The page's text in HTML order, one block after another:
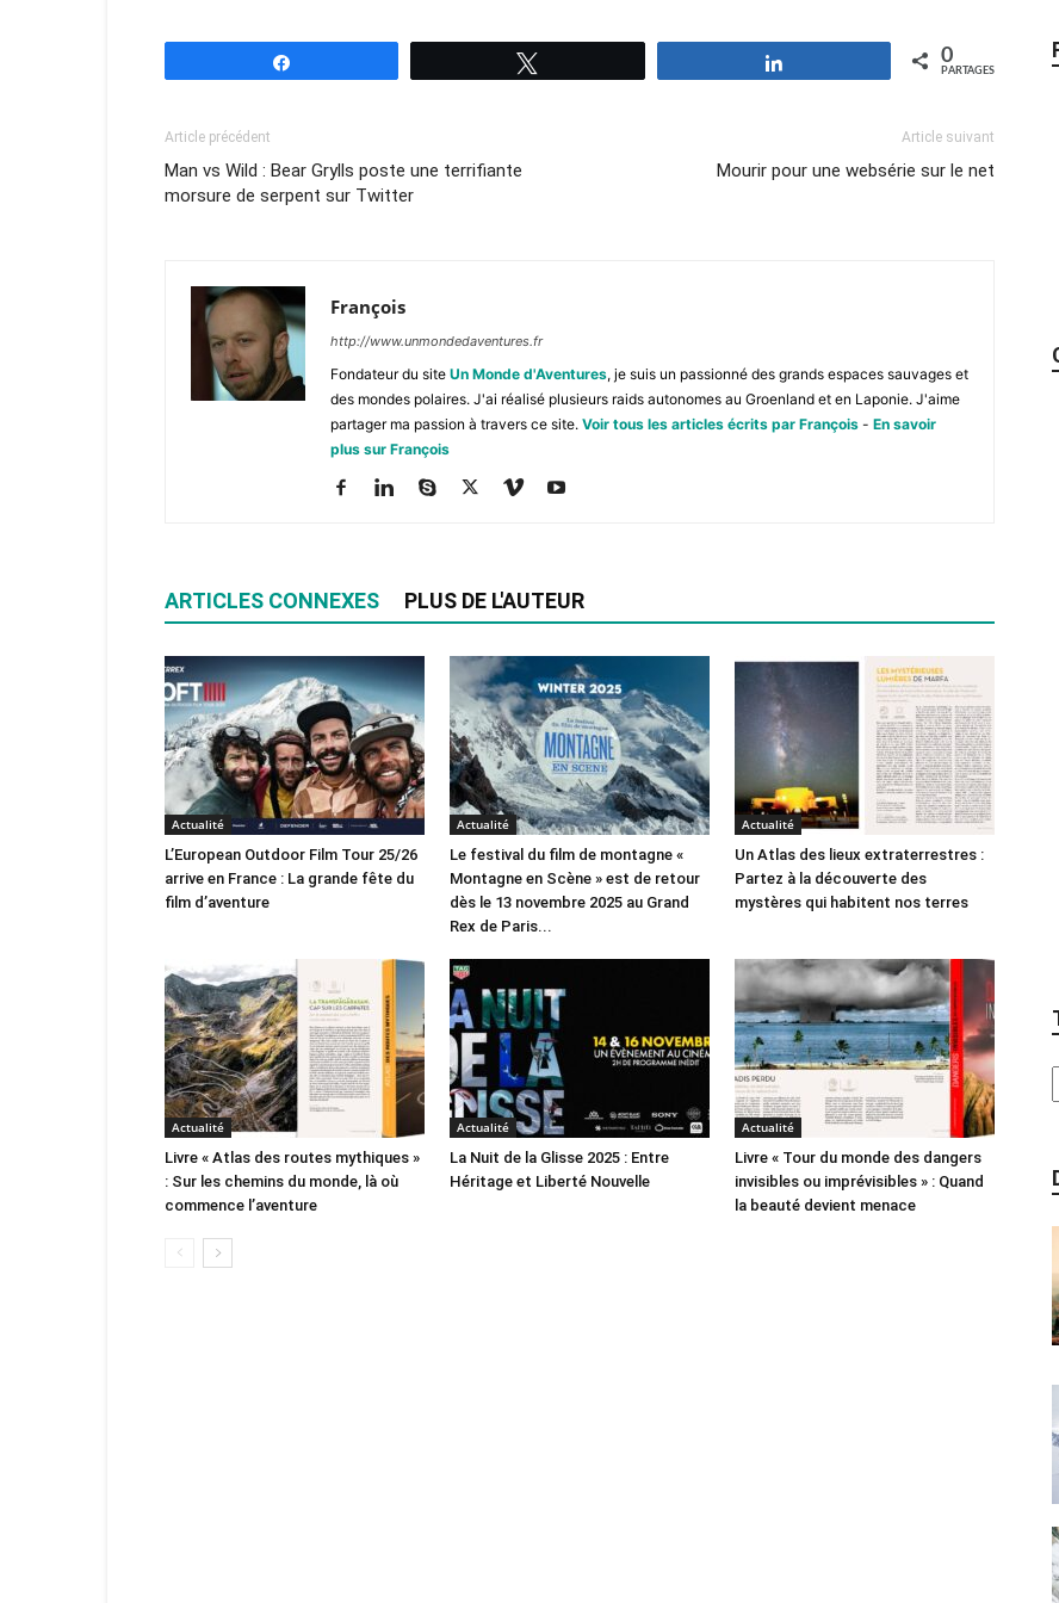
0
PARTAGES
Article précédent
Man vs Wild : Bear Grylls poste une terrifiante
morsure de serpent sur Twitter
Article suivant
Mourir pour une websérie sur le net
François
http://www.unmondedaventures.fr
Fondateur du site Un Monde d'Aventures, je suis un passionné des grands espaces sauvages et
des mondes polaires. J'ai réalisé plusieurs raids autonomes au Groenland et en Laponie. J'aime
partager ma passion à travers ce site. Voir tous les articles écrits par François - En savoir
plus sur François
ARTICLES CONNEXES PLUS DE L'AUTEUR
Actualité
L’European Outdoor Film Tour 25/26
arrive en France : La grande fête du
film d’aventure
Actualité
Le festival du film de montagne «
Montagne en Scène » est de retour
dès le 13 novembre 2025 au Grand
Rex de Paris...
Actualité
Un Atlas des lieux extraterrestres :
Partez à la découverte des
mystères qui habitent nos terres
Actualité
Livre « Atlas des routes mythiques »
: Sur les chemins du monde, là où
commence l’aventure
Actualité
La Nuit de la Glisse 2025 : Entre
Héritage et Liberté Nouvelle
Actualité
Livre « Tour du monde des dangers
invisibles ou imprévisibles » : Quand
la beauté devient menace